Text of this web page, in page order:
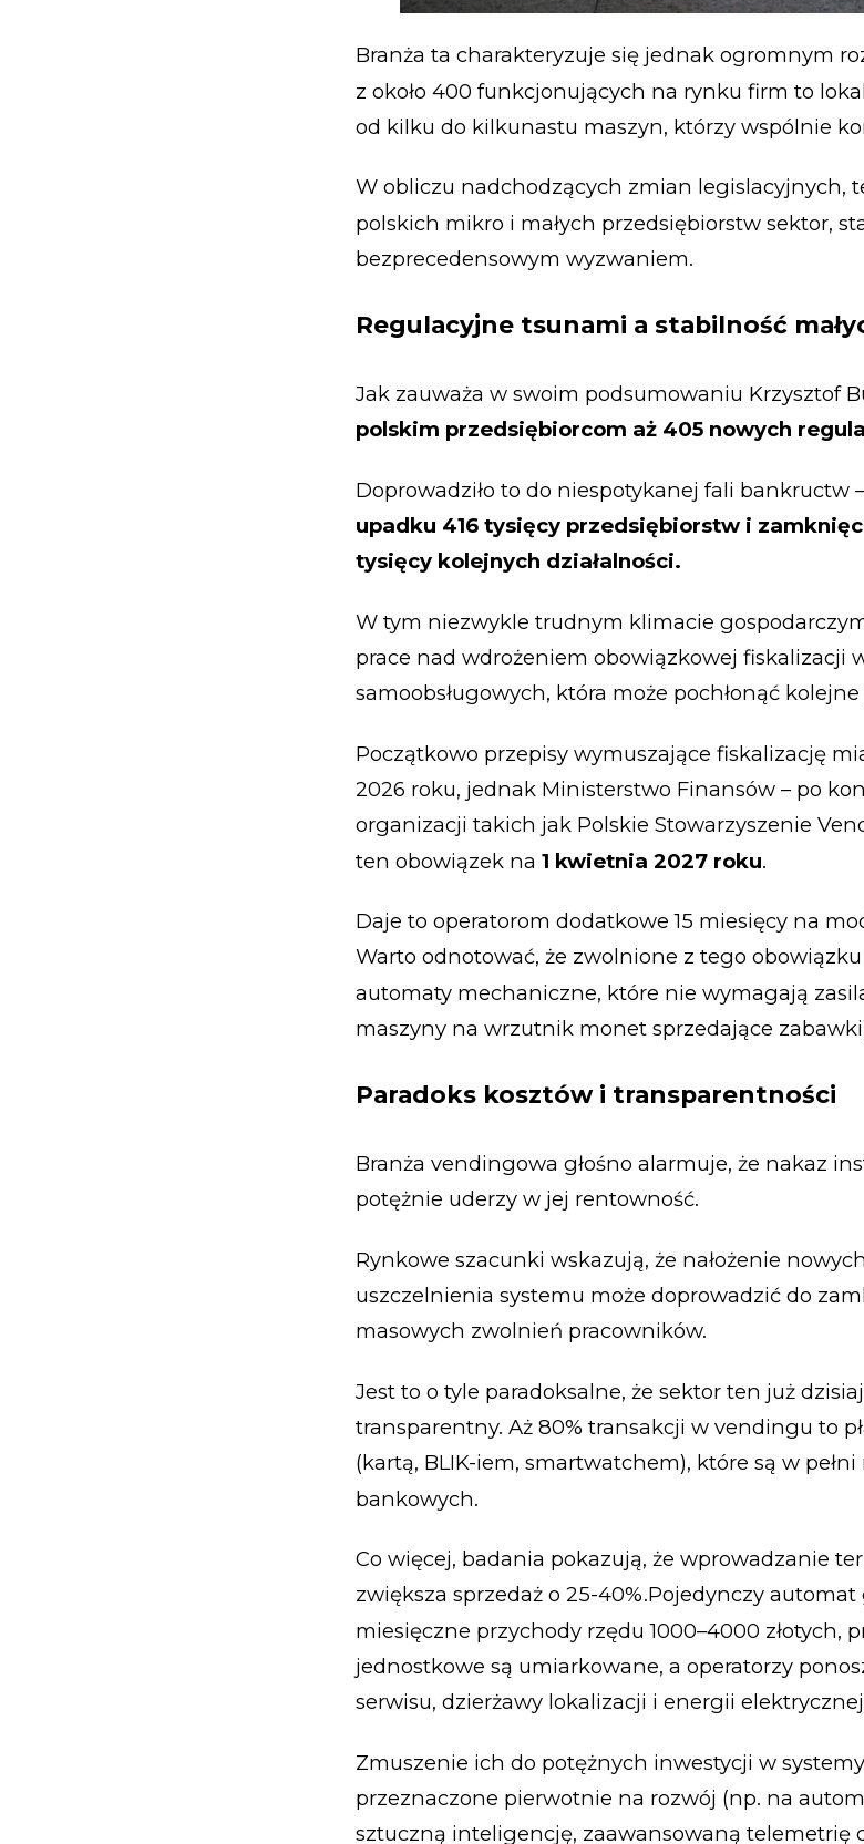
Branża ta charakteryzuje się jednak ogromnym
z około 400 funkcjonujących na rynku firm to
od kilku do kilkunastu maszyn, którzy wspólnie
W obliczu nadchodzących zmian legislacyjnych,
polskich mikro i małych przedsiębiorstw sektor,
bezprecedensowym wyzwaniem.
Regulacyjne tsunami a stabilność
Jak zauważa w swoim podsumowaniu Krzysztof
polskim przedsiębiorcom aż 405 nowych
Doprowadziło to do niespotykanej fali bankructw
upadku 416 tysięcy przedsiębiorstw i
tysięcy kolejnych działalności.
W tym niezwykle trudnym klimacie
prace nad wdrożeniem obowiązkowej fiskalizacji
samoobsługowych, która może pochłonąć
Początkowo przepisy wymuszające fiskalizację
2026 roku, jednak Ministerstwo Finansów – po
organizacji takich jak Polskie Stowarzyszenie
ten obowiązek na 1 kwietnia 2027 roku.
Daje to operatorom dodatkowe 15 miesięcy na
Warto odnotować, że zwolnione z tego
automaty mechaniczne, które nie wymagają
maszyny na wrzutnik monet sprzedające
Paradoks kosztów i transparentności
Branża vendingowa głośno alarmuje, że nakaz
potężnie uderzy w jej rentowność.
Rynkowe szacunki wskazują, że nałożenie
uszczelnienia systemu może doprowadzić do
masowych zwolnień pracowników.
Jest to o tyle paradoksalne, że sektor ten już
transparentny. Aż 80% transakcji w vendingu to
(kartą, BLIK-iem, smartwatchem), które są w
bankowych.
Co więcej, badania pokazują, że wprowadzanie
zwiększa sprzedaż o 25-40%.Pojedynczy
miesięczne przychody rzędu 1000–4000 złotych,
jednostkowe są umiarkowane, a operatorzy
serwisu, dzierżawy lokalizacji i energii
Zmuszenie ich do potężnych inwestycji w
przeznaczone pierwotnie na rozwój (np. na
sztuczną inteligencję, zaawansowaną telemetrię